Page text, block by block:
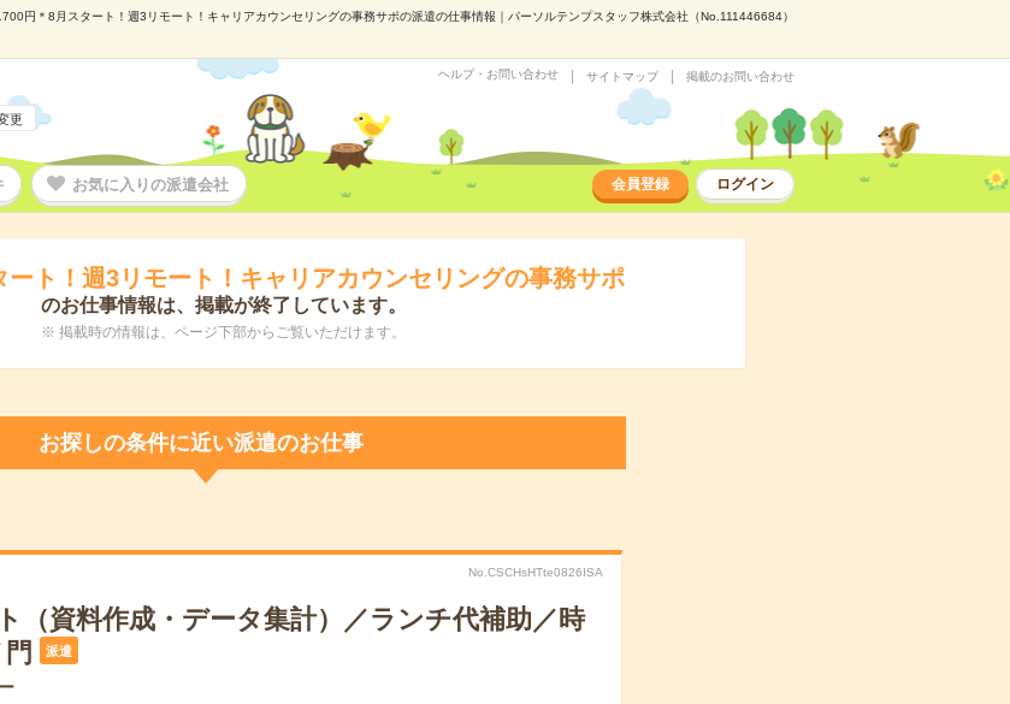
円＊8月スタート！週3リモート！キャリアカウンセリングの事務サポの派遣の仕事情報｜パーソルテンプスタッフ株式会社（No.111446684）
更
ヘルプ・お問い合わせ サイトマップ 掲載のお問い合わせ
お気に入りの派遣会社 会員登録 ログイン
ート！週3リモート！キャリアカウンセリングの事務サポ
のお仕事情報は、掲載が終了しています。
※ 掲載時の情報は、ページ下部からご覧いただけます。
お探しの条件に近い派遣のお仕事
No.CSCHsHTte0826ISA
（資料作成・データ集計）／ランチ代補助／時
派遣